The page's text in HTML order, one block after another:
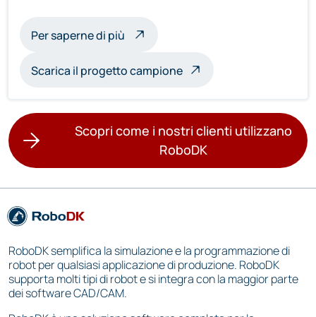
Per saperne di più sull'ispezione multirobot
Scarica il progetto campione
Scopri come i nostri clienti utilizzano
RoboDK
RoboDK semplifica la simulazione e la programmazione di
robot per qualsiasi applicazione di produzione. RoboDK
supporta molti tipi di robot e si integra con la maggior parte
dei software CAD/CAM.